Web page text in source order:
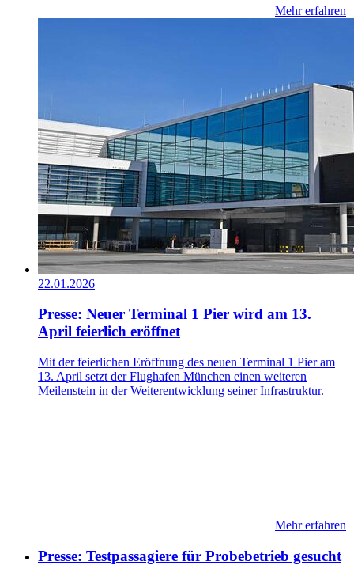
Mehr erfahren
22.01.2026
Presse: Neuer Terminal 1 Pier wird am 13.
April feierlich eröffnet
Mit der feierlichen Eröffnung des neuen Terminal 1 Pier am
13. April setzt der Flughafen München einen weiteren
Meilenstein in der Weiterentwicklung seiner Infrastruktur.
Mehr erfahren
Presse: Testpassagiere für Probebetrieb gesucht